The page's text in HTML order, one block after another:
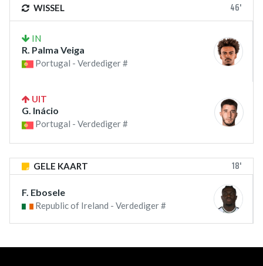
WISSEL 46'
IN
R. Palma Veiga
Portugal - Verdediger #
UIT
G. Inácio
Portugal - Verdediger #
GELE KAART 18'
F. Ebosele
Republic of Ireland - Verdediger #